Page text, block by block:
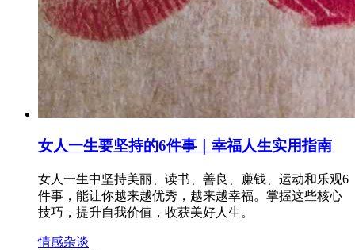
女人一生要坚持的6件事｜幸福人生实用指南
女人一生中坚持美丽、读书、善良、赚钱、运动和乐观6
件事，能让你越来越优秀，越来越幸福。掌握这些核心
技巧，提升自我价值，收获美好人生。
情感杂谈